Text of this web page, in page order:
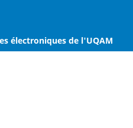
électroniques de l'UQAM